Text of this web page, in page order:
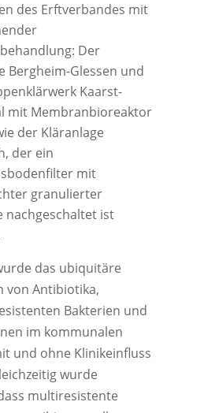
des Erftverbandes mit
Der
Bergheim-Glessen und
Kaarst-
mit Membranbioreaktor
der Kläranlage
der ein
mit
granulierter
nachgeschaltet ist
das ubiquitäre
von Antibiotika,
Bakterien und
im kommunalen
und ohne Klinikeinfluss
wurde
multiresistente